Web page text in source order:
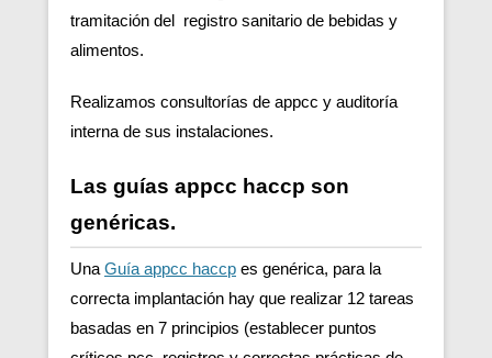
tramitación del registro sanitario de bebidas y
alimentos.
Realizamos consultorías de appcc y auditoría
interna de sus instalaciones.
Las guías appcc haccp son
genéricas.
Una Guía appcc haccp es genérica, para la
correcta implantación hay que realizar 12 tareas
basadas en 7 principios (establecer puntos